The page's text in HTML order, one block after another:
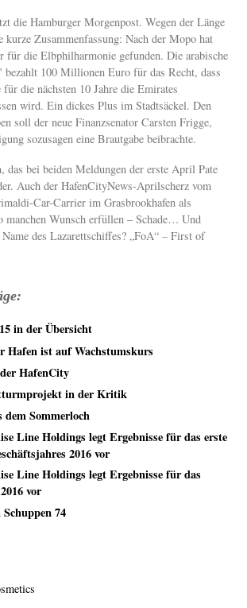
die Hamburger Morgenpost. Wegen der Länge
kurze Zusammenfassung: Nach der Mopo hat
für die Elbphilharmonie gefunden. Die arabische
100 Millionen Euro für das Recht, dass
die nächsten 10 Jahre die Emirates
wird. Ein dickes Plus im Stadtsäckel. Den
soll der neue Finanzsenator Carsten Frigge,
sozusagen eine Brautgabe beibrachte.
das bei beiden Meldungen der erste April Pate
Auch der HafenCityNews-Aprilscherz vom
Car-Carrier im Grasbrookhafen als
manchen Wunsch erfüllen – Schade… Und
des Lazarettschiffes? „FoA“ – First of
in der Übersicht
Hafen ist auf Wachstumskurs
HafenCity
in der Kritik
dem Sommerloch
Line Holdings legt Ergebnisse für das erste
2016 vor
Line Holdings legt Ergebnisse für das
vor
74